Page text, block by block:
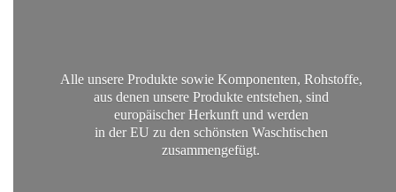
Alle unsere Produkte sowie Komponenten, Rohstoffe,
aus denen unsere Produkte entstehen, sind
europäischer Herkunft und werden
in der EU zu den schönsten Waschtischen
zusammengefügt.